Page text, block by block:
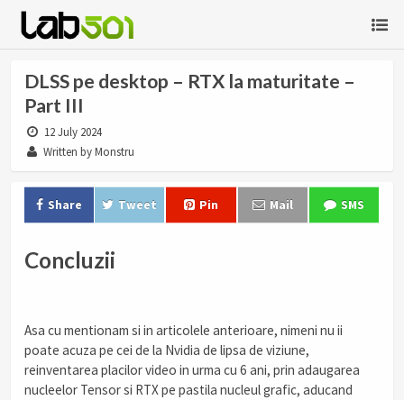
DLSS pe desktop – RTX la maturitate –
Part III
12 July 2024
Written by Monstru
Share Tweet Pin Mail SMS
Concluzii
Asa cu mentionam si in articolele anterioare, nimeni nu ii
poate acuza pe cei de la Nvidia de lipsa de viziune,
reinventarea placilor video in urma cu 6 ani, prin adaugarea
nucleelor Tensor si RTX pe pastila nucleul grafic, aducand